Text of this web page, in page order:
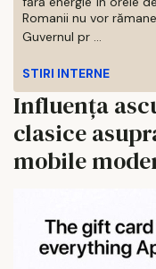
Romanii nu vor
Guvernul pr ...
STIRI INTERNE
Influența
clasice
mobile